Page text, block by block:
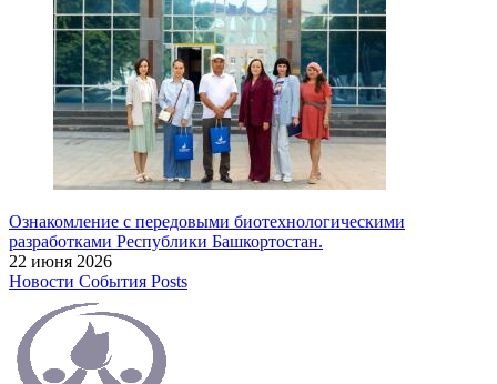
Ознакомление с передовыми биотехнологическими
разработками Республики Башкортостан.
22 июня 2026
Новости События Posts